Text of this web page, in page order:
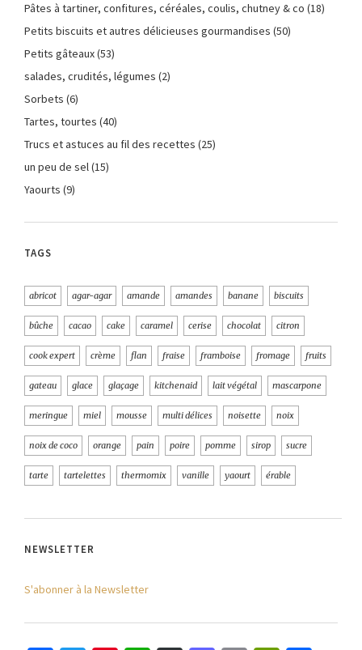
Pâtes à tartiner, confitures, céréales, coulis, chutney & co (18)
Petits biscuits et autres délicieuses gourmandises (50)
Petits gâteaux(53)
salades, crudités, légumes (2)
Sorbets (6)
Tartes, tourtes (40)
Trucs et astuces au fil des recettes (25)
un peu de sel(15)
Yaourts (9)
TAGS
abricot agar-agar amande amandes banane biscuits
bûche cacao cake caramel cerise chocolat citron
cook expert crème flan fraise framboise fromage fruits
gateau glace glaçage kitchenaid lait végétal mascarpone
meringue miel mousse multi délices noisette noix
noix de coco orange pain poire pomme sirop sucre
tarte tartelettes thermomix vanille yaourt érable
NEWSLETTER
S'abonner à la Newsletter